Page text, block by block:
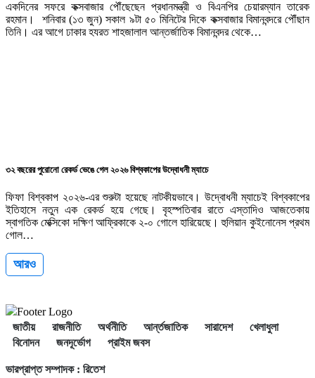
একদিনের সফরে কক্সবাজার পৌঁছেছেন প্রধানমন্ত্রী ও বিএনপির চেয়ারম্যান তারেক
রহমান। শনিবার (১৩ জুন) সকাল ৯টা ৫০ মিনিটের দিকে কক্সবাজার বিমানবন্দরে পৌঁছান
তিনি। এর আগে ঢাকার হযরত শাহজালাল আন্তর্জাতিক বিমানবন্দর থেকে…
৩২ বছরের পুরোনো রেকর্ড ভেঙে গেল ২০২৬ বিশ্বকাপের উদ্বোধনী ম্যাচে
ফিফা বিশ্বকাপ ২০২৬-এর শুরুটা হয়েছে নাটকীয়ভাবে। উদ্বোধনী ম্যাচেই বিশ্বকাপের
ইতিহাসে নতুন এক রেকর্ড হয়ে গেছে। বৃহস্পতিবার রাতে এস্তাদিও আজতেকায়
স্বাগতিক মেক্সিকো দক্ষিণ আফ্রিকাকে ২-০ গোলে হারিয়েছে। হুলিয়ান কুইনোনেস প্রথম
গোল…
আরও
জাতীয় রাজনীতি অর্থনীতি আর্ন্তজাতিক সারাদেশ
খেলাধুলা
বিনোদন
জনদূর্ভোগ প্রাইম জবস
ভারপ্রাপ্ত সম্পাদক : রিতেশ